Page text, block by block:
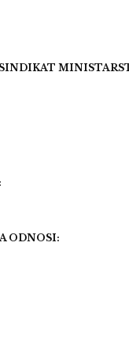
SINDIKAT
ODNOSI: